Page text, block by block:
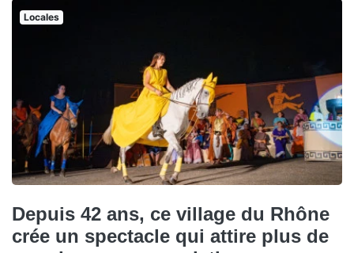
Locales
Depuis 42 ans, ce village du Rhône
crée un spectacle qui attire plus de